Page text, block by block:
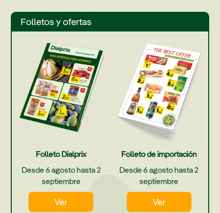
Folletos y ofertas
Folleto Dialprix
Desde 6 agosto hasta 2
septiembre
Ver
Folleto de importación
Desde 6 agosto hasta 2
septiembre
Ver